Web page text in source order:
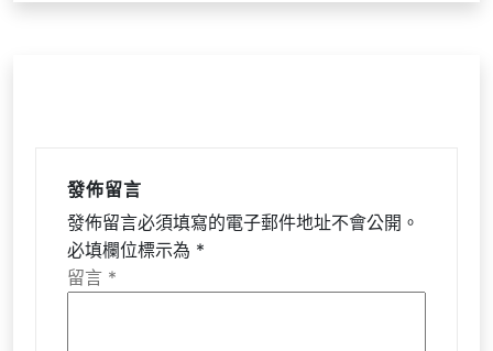
發佈留言
發佈留言必須填寫的電子郵件地址不會公開。
必填欄位標示為 *
留言 *